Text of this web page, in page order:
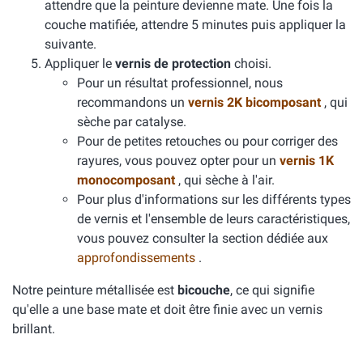
attendre que la peinture devienne mate. Une fois la
couche matifiée, attendre 5 minutes puis appliquer la
suivante.
Appliquer le vernis de protection choisi.
Pour un résultat professionnel, nous
recommandons un vernis 2K bicomposant , qui
sèche par catalyse.
Pour de petites retouches ou pour corriger des
rayures, vous pouvez opter pour un vernis 1K
monocomposant , qui sèche à l'air.
Pour plus d'informations sur les différents types
de vernis et l'ensemble de leurs caractéristiques,
vous pouvez consulter la section dédiée aux
approfondissements .
Notre peinture métallisée est bicouche, ce qui signifie
qu'elle a une base mate et doit être finie avec un vernis
brillant.